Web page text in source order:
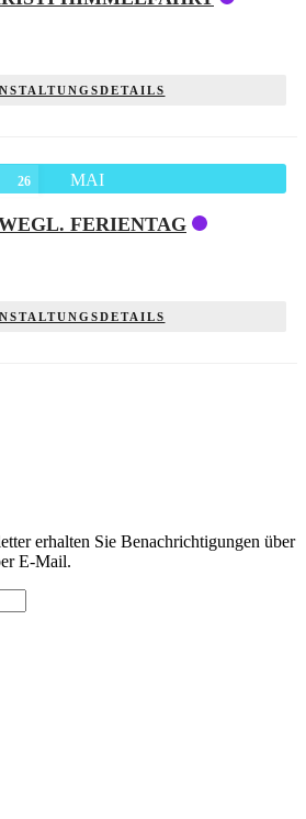
26 MAI
FERIENTAG
erhalten Sie Benachrichtigungen über
E-Mail.